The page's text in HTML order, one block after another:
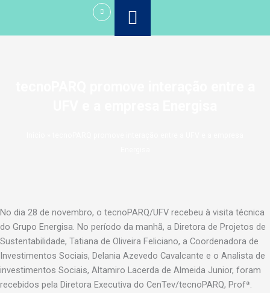
o
No dia 28 de novembro, o tecnoPARQ/UFV recebeu à visita técnica
do Grupo Energisa. No período da manhã, a Diretora de Projetos de
Sustentabilidade, Tatiana de Oliveira Feliciano, a Coordenadora de
Investimentos Sociais, Delania Azevedo Cavalcante e o Analista de
investimentos Sociais, Altamiro Lacerda de Almeida Junior, foram
recebidos pela Diretora Executiva do CenTev/tecnoPARQ, Profª.